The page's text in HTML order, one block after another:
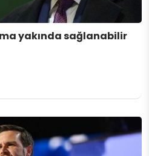
yakında sağlanabilir